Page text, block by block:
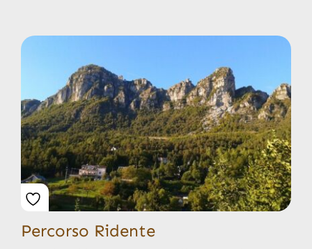
Percorso Ridente